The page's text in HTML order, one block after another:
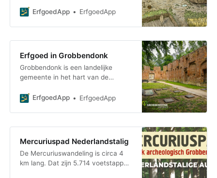
Hoorne voerde de laatste jaren drie
ErfgoedApp ErfgoedApp
Erfgoed in Grobbendonk
Grobbendonk is een landelijke
gemeente in het hart van de
De gemeente kent een ontzettend
ErfgoedApp ErfgoedApp
Mercuriuspad Nederlandstalig
De Mercuriuswandeling is circa 4
km lang. Dat zijn 5.714 voetstappen